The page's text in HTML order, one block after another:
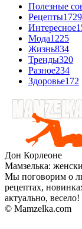
Полезные
Рецепты1729
Интересное
Мода1225
Жизнь834
Тренды320
Разное234
Здоровье172
Дон Корлеоне
Мамзелька:
Мы поговорим о
рецептах,
актуально, весело!
© Mamzelka.com